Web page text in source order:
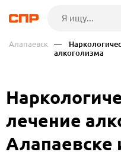
Алапаевск
—
алкоголизма
лечение
Алапаевске